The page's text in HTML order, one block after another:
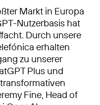
Markt in Europa
Nutzerbasis hat
Durch unsere
erhalten
zu unserer
Plus und
Fine, Head of